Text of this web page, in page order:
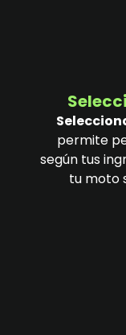
permite
según tus
tu moto